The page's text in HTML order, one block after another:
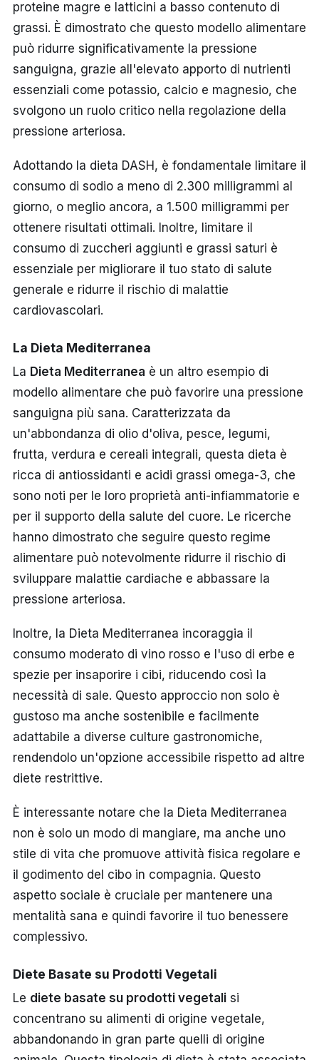
proteine magre e latticini a basso contenuto di
grassi. È dimostrato che questo modello alimentare
può ridurre significativamente la pressione
sanguigna, grazie all'elevato apporto di nutrienti
essenziali come potassio, calcio e magnesio, che
svolgono un ruolo critico nella regolazione della
pressione arteriosa.
Adottando la dieta DASH, è fondamentale limitare il
consumo di sodio a meno di 2.300 milligrammi al
giorno, o meglio ancora, a 1.500 milligrammi per
ottenere risultati ottimali. Inoltre, limitare il
consumo di zuccheri aggiunti e grassi saturi è
essenziale per migliorare il tuo stato di salute
generale e ridurre il rischio di malattie
cardiovascolari.
La Dieta Mediterranea
La Dieta Mediterranea è un altro esempio di
modello alimentare che può favorire una pressione
sanguigna più sana. Caratterizzata da
un'abbondanza di olio d'oliva, pesce, legumi,
frutta, verdura e cereali integrali, questa dieta è
ricca di antiossidanti e acidi grassi omega-3, che
sono noti per le loro proprietà anti-infiammatorie e
per il supporto della salute del cuore. Le ricerche
hanno dimostrato che seguire questo regime
alimentare può notevolmente ridurre il rischio di
sviluppare malattie cardiache e abbassare la
pressione arteriosa.
Inoltre, la Dieta Mediterranea incoraggia il
consumo moderato di vino rosso e l'uso di erbe e
spezie per insaporire i cibi, riducendo così la
necessità di sale. Questo approccio non solo è
gustoso ma anche sostenibile e facilmente
adattabile a diverse culture gastronomiche,
rendendolo un'opzione accessibile rispetto ad altre
diete restrittive.
È interessante notare che la Dieta Mediterranea
non è solo un modo di mangiare, ma anche uno
stile di vita che promuove attività fisica regolare e
il godimento del cibo in compagnia. Questo
aspetto sociale è cruciale per mantenere una
mentalità sana e quindi favorire il tuo benessere
complessivo.
Diete Basate su Prodotti Vegetali
Le diete basate su prodotti vegetalisi
concentrano su alimenti di origine vegetale,
abbandonando in gran parte quelli di origine